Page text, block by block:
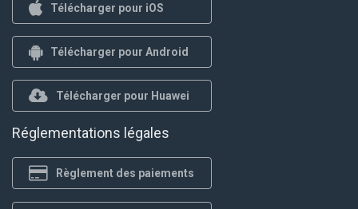
Télécharger pour iOS
Télécharger pour Android
Télécharger pour Huawei
Réglementations légales
Règlement des paiements